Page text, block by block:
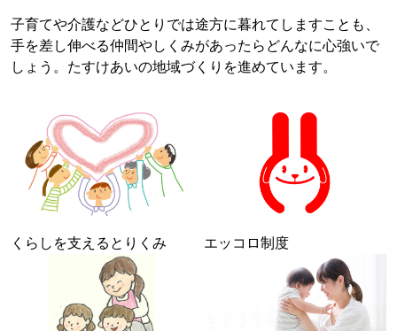
子育てや介護などひとりでは途方に暮れてしますことも、
手を差し伸べる仲間やしくみがあったらどんなに心強いで
しょう。たすけあいの地域づくりを進めています。
くらしを支えるとりくみ エッコロ制度